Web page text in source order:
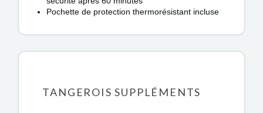
Pochette de protection thermorésistant incluse
TANGEROIS SUPPLÉMENTS